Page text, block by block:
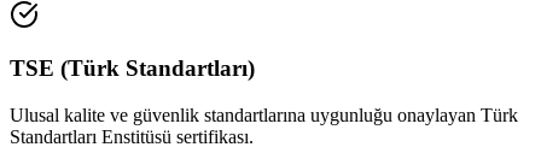
TSE (Türk Standartları)
Ulusal kalite ve güvenlik standartlarına uygunluğu onaylayan Türk
Standartları Enstitüsü sertifikası.